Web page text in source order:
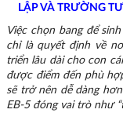
LẬP VÀ TRƯỜNG
Việc chọn bang để
chỉ là quyết định về
triển lâu dài cho con
được điểm đến phù
sẽ trở nên dễ dàng
EB-5 đóng vai trò như